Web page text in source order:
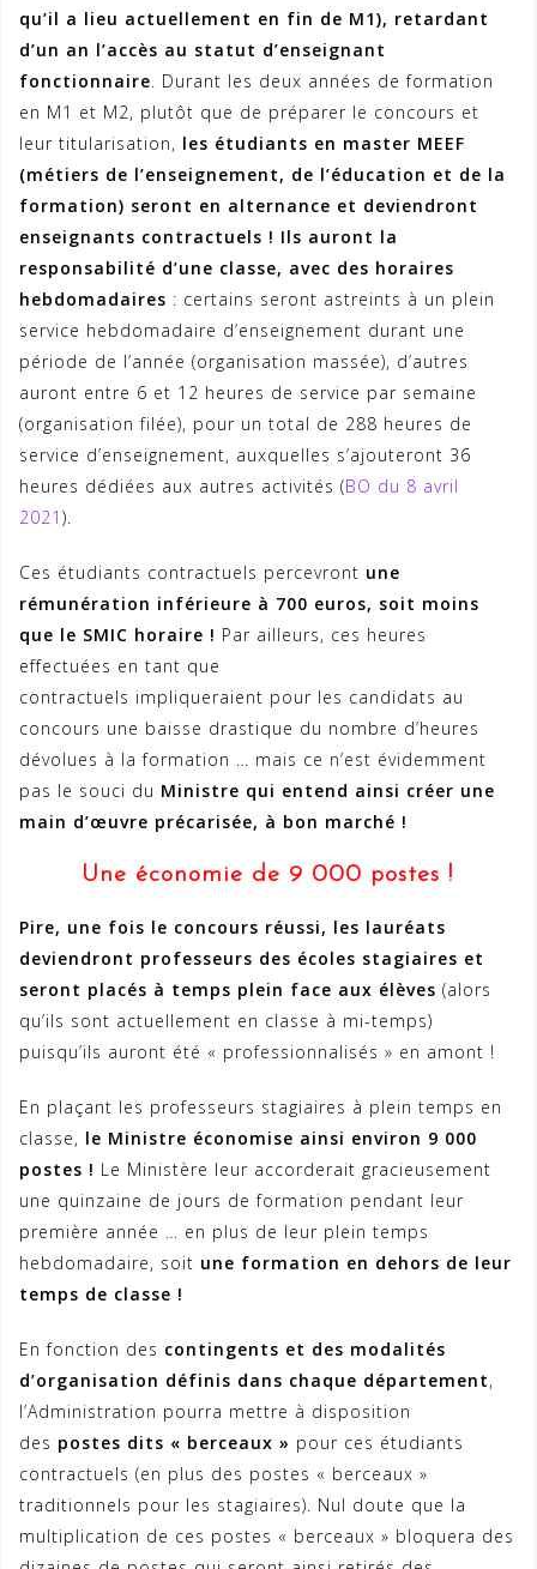
qu’il a lieu actuellement en fin de M1), retardant
d’un an l’accès au statut d’enseignant
fonctionnaire . Durant les deux années de formation
en M1 et M2, plutôt que de préparer le concours et
leur titularisation, les étudiants en master MEEF
(métiers de l’enseignement, de l’éducation et de la
formation) seront en alternance et deviendront
enseignants contractuels ! Ils auront la
responsabilité d’une classe, avec des horaires
hebdomadaires : certains seront astreints à un plein
service hebdomadaire d’enseignement durant une
période de l’année (organisation massée), d’autres
auront entre 6 et 12 heures de service par semaine
(organisation filée), pour un total de 288 heures de
service d’enseignement, auxquelles s’ajouteront 36
heures dédiées aux autres activités (BO du 8 avril
2021 ).
Ces étudiants contractuels percevront une
rémunération inférieure à 700 euros, soit moins
que le SMIC horaire ! Par ailleurs, ces heures
effectuées en tant que
contractuels impliqueraient pour les candidats au
concours une baisse drastique du nombre d’heures
dévolues à la formation … mais ce n’est évidemment
pas le souci du Ministre qui entend ainsi créer une
main d’œuvre précarisée, à bon marché !
Une économie de 9 000 postes !
Pire, une fois le concours réussi, les lauréats
deviendront professeurs des écoles stagiaires et
seront placés à temps plein face aux élèves (alors
qu’ils sont actuellement en classe à mi-temps)
puisqu’ils auront été « professionnalisés » en amont !
En plaçant les professeurs stagiaires à plein temps en
classe, le Ministre économise ainsi environ 9 000
postes ! Le Ministère leur accorderait gracieusement
une quinzaine de jours de formation pendant leur
première année … en plus de leur plein temps
hebdomadaire, soit une formation en dehors de leur
temps de classe !
En fonction des contingents et des modalités
d’organisation définis dans chaque département,
l’Administration pourra mettre à disposition
des postes dits « berceaux » pour ces étudiants
contractuels (en plus des postes « berceaux »
traditionnels pour les stagiaires). Nul doute que la
multiplication de ces postes « berceaux » bloquera des